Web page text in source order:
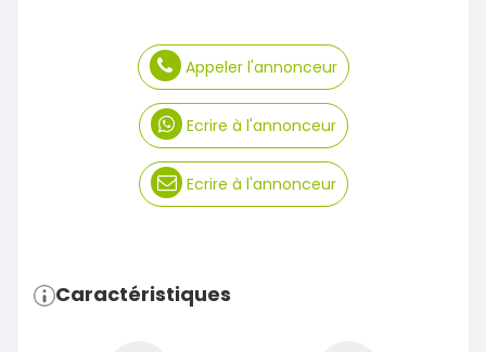
Appeler l'annonceur
Ecrire à l'annonceur
Ecrire à l'annonceur
Caractéristiques